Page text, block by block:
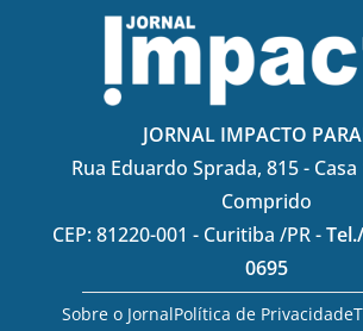
JORNAL IMPACTO
Rua Eduardo Sprada, 815 -
Comprido
CEP: 81220-001 - Curitiba /PR -
0695
Sobre o JornalPolítica de Privacidade